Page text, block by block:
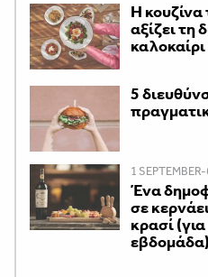
Η
αξίζει τη
καλοκαίρι
5
1
Ένα
σε
κρασί
εβδομάδα)